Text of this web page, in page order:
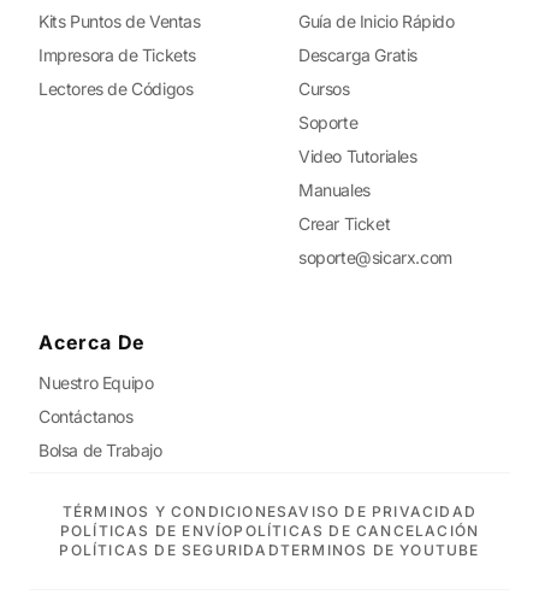
Kits Puntos de Ventas
Impresora de Tickets
Lectores de Códigos
Guía de Inicio Rápido
Descarga Gratis
Cursos
Soporte
Video Tutoriales
Manuales
Crear Ticket
soporte@sicarx.com
Acerca De
Nuestro Equipo
Contáctanos
Bolsa de Trabajo
TÉRMINOS Y CONDICIONESAVISO DE PRIVACIDAD
POLÍTICAS DE ENVÍOPOLÍTICAS DE CANCELACIÓN
POLÍTICAS DE SEGURIDADTERMINOS DE YOUTUBE